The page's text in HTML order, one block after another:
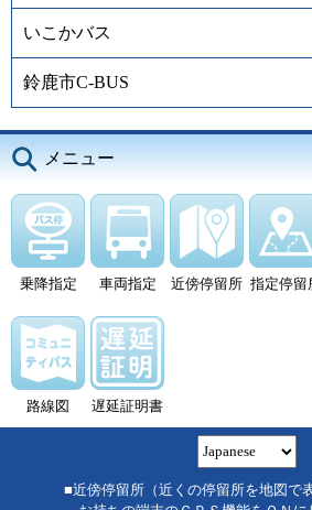
いこかバス
鈴鹿市C-BUS
メニュー
乗降指定 車両指定 近傍停留所 指定停留
路線図 遅延証明書
■近傍停留所（近くの停留所を地図で